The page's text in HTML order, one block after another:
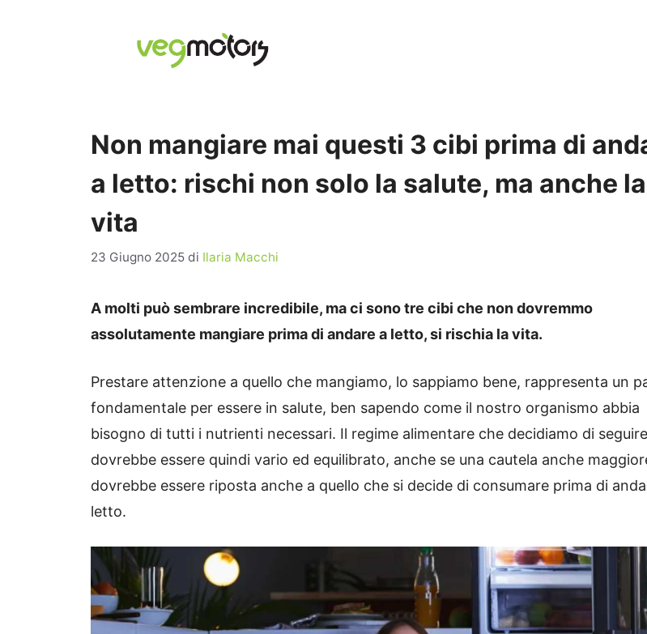
Non mangiare mai questi 3 cibi prima di
a letto: rischi non solo la salute, ma anche la
vita
23 Giugno 2025 di Ilaria Macchi
A molti può sembrare incredibile, ma ci sono tre cibi che non dovremmo
assolutamente mangiare prima di andare a letto, si rischia la vita.
Prestare attenzione a quello che mangiamo, lo sappiamo bene, rappresenta un
fondamentale per essere in salute, ben sapendo come il nostro organismo abbia
bisogno di tutti i nutrienti necessari. Il regime alimentare che decidiamo di seguire
dovrebbe essere quindi vario ed equilibrato, anche se una cautela anche
dovrebbe essere riposta anche a quello che si decide di consumare prima di
letto.